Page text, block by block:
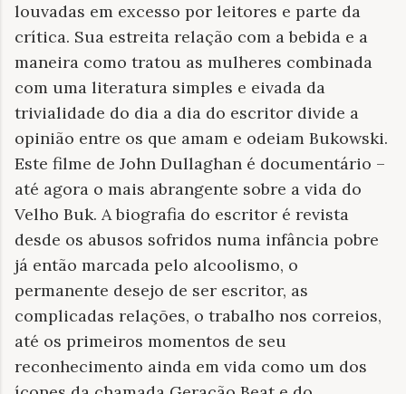
louvadas em excesso por leitores e parte da
crítica. Sua estreita relação com a bebida e a
maneira como tratou as mulheres combinada
com uma literatura simples e eivada da
trivialidade do dia a dia do escritor divide a
opinião entre os que amam e odeiam Bukowski.
Este filme de John Dullaghan é documentário –
até agora o mais abrangente sobre a vida do
Velho Buk. A biografia do escritor é revista
desde os abusos sofridos numa infância pobre
já então marcada pelo alcoolismo, o
permanente desejo de ser escritor, as
complicadas relações, o trabalho nos correios,
até os primeiros momentos de seu
reconhecimento ainda em vida como um dos